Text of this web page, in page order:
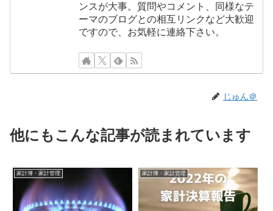
ンスが大事。質問やコメント、同様なテ
ーマのブログとの相互リンクなど大歓迎
ですので、お気軽に連絡下さい。
じゅん＠
他にもこんな記事が読まれています
家計簿・家計管理 家計簿・家計管理